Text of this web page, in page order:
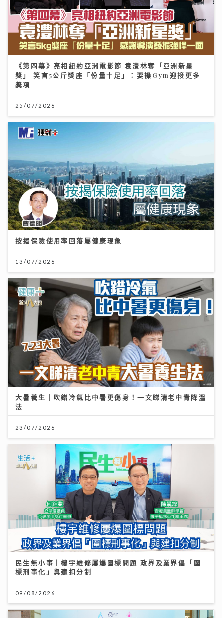
《第四幕》亮相紐約亞洲電影節 袁澧林奪「亞洲新星
獎」 笑言5公斤獎座「份量十足」：要操Gym迎接更多
獎項
25/07/2026
按揭保險使用率回落屬健康現象
13/07/2026
大暑養生｜吹錯冷氣比中暑更傷身！一文睇清老中青降溫
法
23/07/2026
民生無小事｜樓宇維修屢爆圍標問題 政界及業界倡「圍
標刑事化」與建扣分制
09/08/2026